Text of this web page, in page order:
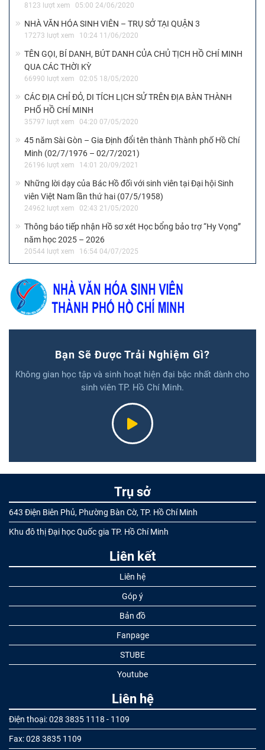
8123 lượt xem 05:00 24/06/2020
NHÀ VĂN HÓA SINH VIÊN – TRỤ SỞ TẠI QUẬN 3
17273 lượt xem 10:24 11/06/2020
TÊN GỌI, BÍ DANH, BÚT DANH CỦA CHỦ TỊCH HỒ CHÍ MINH
QUA CÁC THỜI KỲ
66990 lượt xem 02:05 18/05/2020
CÁC ĐỊA CHỈ ĐỎ, DI TÍCH LỊCH SỬ TRÊN ĐỊA BÀN THÀNH
PHỐ HỒ CHÍ MINH
35797 lượt xem 04:20 07/05/2020
45 năm Sài Gòn – Gia Định đổi tên thành Thành phố Hồ Chí
Minh (02/7/1976 – 02/7/2021)
26196 lượt xem 14:01 20/09/2021
Những lời dạy của Bác Hồ đối với sinh viên tại Đại hội Sinh
viên Việt Nam lần thứ hai (07/5/1958)
24962 lượt xem 02:43 21/05/2020
Thông báo tiếp nhận Hồ sơ xét Học bổng bảo trợ “Hy Vọng”
năm học 2025 – 2026
20544 lượt xem 16:54 04/07/2025
Bạn Sẽ Được Trải Nghiệm Gì?
Không gian học tập và sinh hoạt hiện đại bậc nhất dành cho
sinh viên TP. Hồ Chí Minh.
Trụ sở
643 Điện Biên Phủ, Phường Bàn Cờ, TP. Hồ Chí Minh
Khu đô thị Đại học Quốc gia TP. Hồ Chí Minh
Liên kết
Liên hệ
Góp ý
Bản đồ
Fanpage
STUBE
Youtube
Liên hệ
Điện thoại: 028 3835 1118 - 1109
Fax: 028 3835 1109